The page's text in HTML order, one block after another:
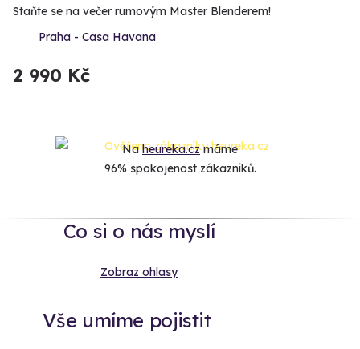
Staňte se na večer rumovým Master Blenderem!
Praha - Casa Havana
2 990 Kč
Naheureka.czmáme
96% spokojenost zákazníků.
Co si o nás myslí
Zobraz ohlasy
Vše umíme pojistit